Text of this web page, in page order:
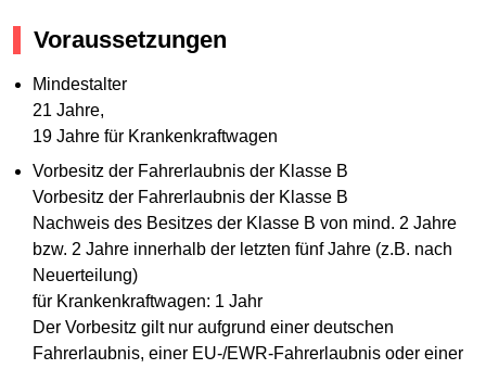
Voraussetzungen
Mindestalter
21 Jahre,
19 Jahre für Krankenkraftwagen
Vorbesitz der Fahrerlaubnis der Klasse B
Vorbesitz der Fahrerlaubnis der Klasse B
Nachweis des Besitzes der Klasse B von mind. 2 Jahre
bzw. 2 Jahre innerhalb der letzten fünf Jahre (z.B. nach
Neuerteilung)
für Krankenkraftwagen: 1 Jahr
Der Vorbesitz gilt nur aufgrund einer deutschen
Fahrerlaubnis, einer EU-/EWR-Fahrerlaubnis oder einer